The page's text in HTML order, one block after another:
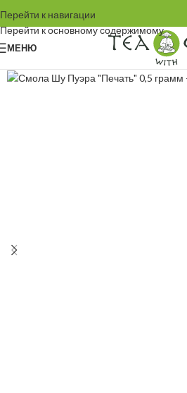
Перейти к навигации
Перейти к основному содержимому
МЕНЮ